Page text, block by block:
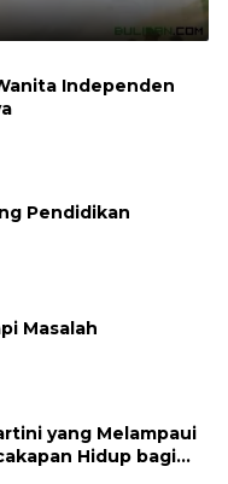
Independen
Pendidikan
Masalah
yang Melampaui